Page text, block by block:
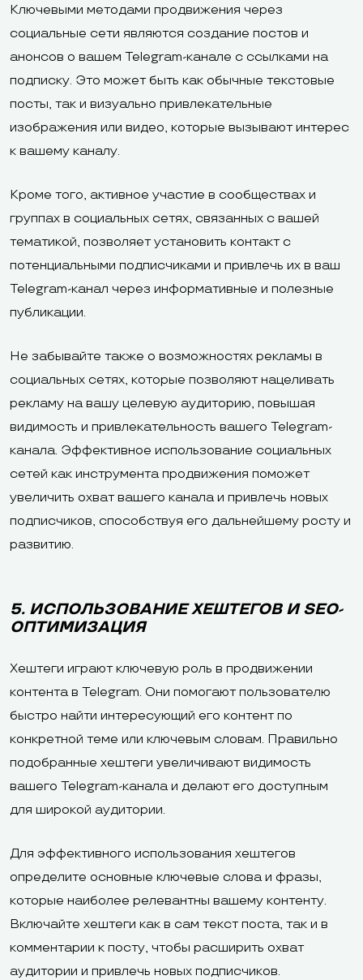
Ключевыми методами продвижения через
социальные сети являются создание постов и
анонсов о вашем Telegram-канале с ссылками на
подписку. Это может быть как обычные текстовые
посты, так и визуально привлекательные
изображения или видео, которые вызывают интерес
к вашему каналу.
Кроме того, активное участие в сообществах и
группах в социальных сетях, связанных с вашей
тематикой, позволяет установить контакт с
потенциальными подписчиками и привлечь их в ваш
Telegram-канал через информативные и полезные
публикации.
Не забывайте также о возможностях рекламы в
социальных сетях, которые позволяют нацеливать
рекламу на вашу целевую аудиторию, повышая
видимость и привлекательность вашего Telegram-
канала. Эффективное использование социальных
сетей как инструмента продвижения поможет
увеличить охват вашего канала и привлечь новых
подписчиков, способствуя его дальнейшему росту и
развитию.
5. ИСПОЛЬЗОВАНИЕ ХЕШТЕГОВ И SEO-
ОПТИМИЗАЦИЯ
Хештеги играют ключевую роль в продвижении
контента в Telegram. Они помогают пользователю
быстро найти интересующий его контент по
конкретной теме или ключевым словам. Правильно
подобранные хештеги увеличивают видимость
вашего Telegram-канала и делают его доступным
для широкой аудитории.
Для эффективного использования хештегов
определите основные ключевые слова и фразы,
которые наиболее релевантны вашему контенту.
Включайте хештеги как в сам текст поста, так и в
комментарии к посту, чтобы расширить охват
аудитории и привлечь новых подписчиков.